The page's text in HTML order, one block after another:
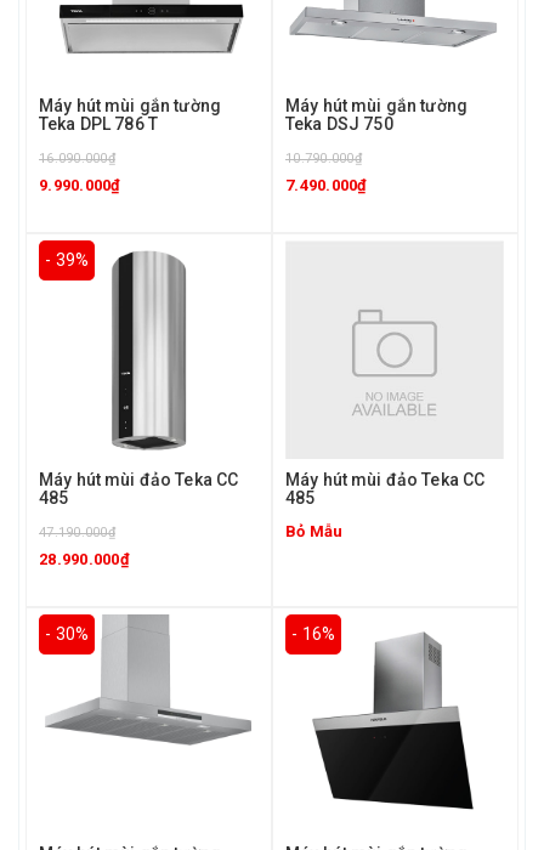
Máy hút mùi gắn tường
Teka DPL 786 T
16.090.000₫
9.990.000₫
Máy hút mùi gắn tường
Teka DSJ 750
10.790.000₫
7.490.000₫
- 39%
Máy hút mùi đảo Teka CC
485
47.190.000₫
28.990.000₫
Máy hút mùi đảo Teka CC
485
Bỏ Mẫu
- 30% - 16%